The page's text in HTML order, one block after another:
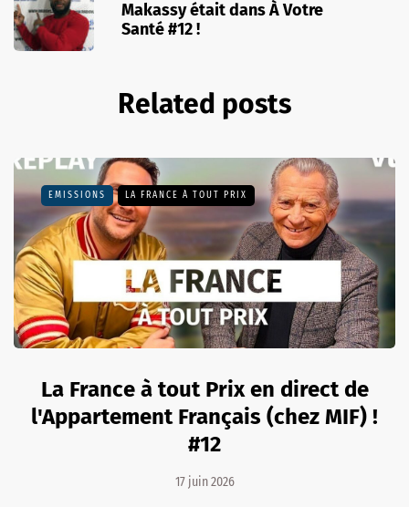
Makassy était dans À Votre
Santé #12 !
Related posts
EMISSIONS LA FRANCE À TOUT PRIX
La France à tout Prix en direct de
l'Appartement Français (chez MIF) !
#12
17 juin 2026